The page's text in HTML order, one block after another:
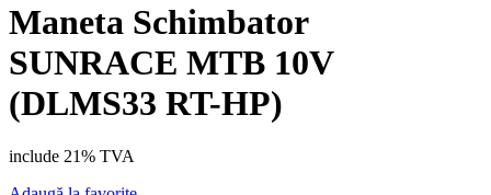
Maneta Schimbator
SUNRACE MTB 10V
(DLMS33 RT-HP)
include 21% TVA